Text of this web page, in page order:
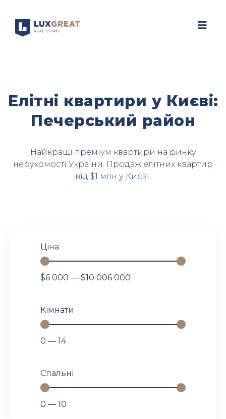
Елітні квартири у Києві:
Печерський район
Найкращі преміум квартири на ринку
нерухомості України. Продаж елітних квартир
від $1 млн у Києві.
Ціна
$6 000 — $10 006 000
Кімнати
0 — 14
Спальні
0 — 10